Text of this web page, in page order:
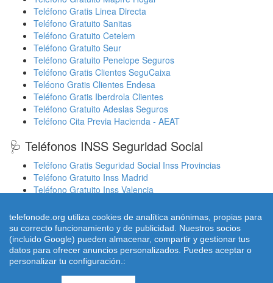
Teléfono Gratis Linea Directa
Teléfono Gratuito Sanitas
Teléfono Gratuito Cetelem
Teléfono Gratuito Seur
Teléfono Gratuito Penelope Seguros
Teléfono Gratis Clientes SeguCaixa
Teléono Gratis Clientes Endesa
Teléfono Gratis Iberdrola Clientes
Teléfono Gratuito Adeslas Seguros
Teléfono Cita Previa Hacienda - AEAT
🩺 Teléfonos INSS Seguridad Social
Teléfono Gratis Seguridad Social Inss Provincias
Teléfono Gratuito Inss Madrid
Teléfono Gratuito Inss Valencia
Cita Previa Médicos Euskadi Osakidetza Osanet
Cita Previa Sas Intersas Andalucia
© 2026 telefonode.org |
telefonode.org utiliza cookies de analítica anónimas, propias para
su correcto funcionamiento y de publicidad. Nuestros socios
(incluido Google) pueden almacenar, compartir y gestionar tus
datos para ofrecer anuncios personalizados. Puedes aceptar o
personalizar tu configuración.: